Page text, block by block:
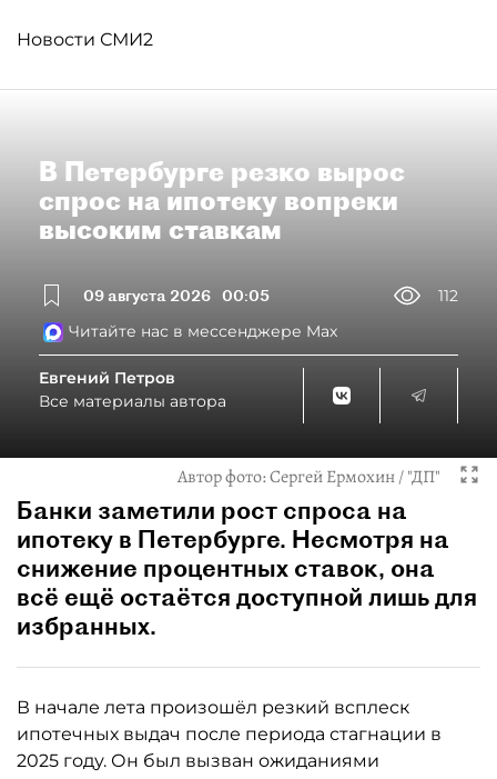
Новости СМИ2
В Петербурге резко вырос
спрос на ипотеку вопреки
высоким ставкам
09 августа 2026 00:05
112
Читайте нас в мессенджере Max
Евгений Петров
Все материалы автора
Автор фото:Сергей Ермохин / "ДП"
Банки заметили рост спроса на
ипотеку в Петербурге. Несмотря на
снижение процентных ставок, она
всё ещё остаётся доступной лишь для
избранных.
В начале лета произошёл резкий всплеск
ипотечных выдач после периода стагнации в
2025 году. Он был вызван ожиданиями